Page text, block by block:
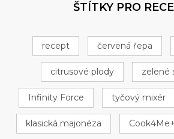
ŠTÍTKY PRO
recept červená řepa
citrusové plody zelené
Infinity Force tyčový mixér
klasická majonéza Cook4Me+